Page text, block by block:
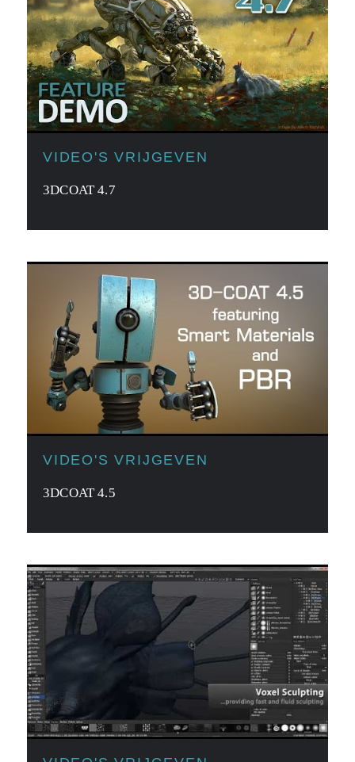
VIDEO'S VRIJGEVEN
3DCOAT 4.7
VIDEO'S VRIJGEVEN
3DCOAT 4.5